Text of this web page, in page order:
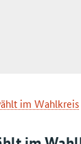
im Wahlkreis